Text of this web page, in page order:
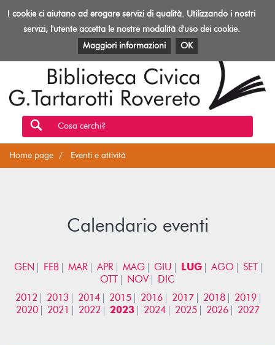
Toggle
Biblioteca
Rovereto
EVENTI E ATTIVITÀ PATRIMONIO E RISORSE
Cosa cerchi?
Home page Eventi e attività
Calendario eventi
GEN FEB MAR APR MAG GIU LUG AGO
SET
OTT
NOV
DIC
2012
2013 2014 2015 2016 2017 2018
2019
2020
2021 2022 2023 2024 2025 2026 2027
I cookie ci aiutano ad erogare servizi di qualità. Utilizzando i nostri
servizi, l'utente accetta le nostre modalità d'uso dei cookie.
Maggiori informazioni
OK